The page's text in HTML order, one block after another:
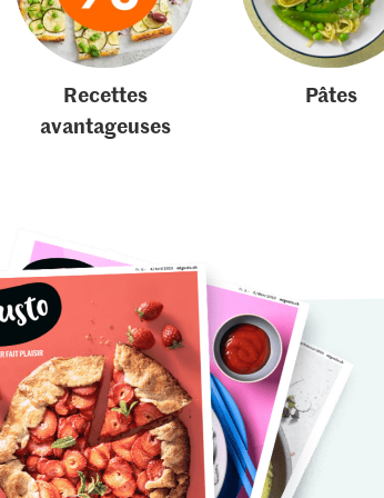
Recettes
avantageuses
Pâtes